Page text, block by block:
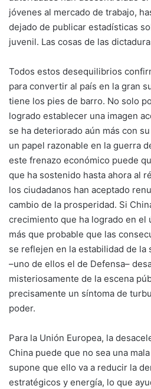
jóvenes al mercado de trabajo,
dejado de publicar estadísticas
juvenil. Las cosas de las
Todos estos desequilibrios
para convertir al país en la gran
tiene los pies de barro. No solo
logrado establecer una imagen
se ha deteriorado aún más con
un papel razonable en la guerra
este frenazo económico puede
que ha sostenido hasta ahora al
los ciudadanos han aceptado
cambio de la prosperidad. Si
crecimiento que ha logrado en el
más que probable que las
se reflejen en la estabilidad de la
–uno de ellos el de Defensa–
misteriosamente de la escena
precisamente un síntoma de
poder.
Para la Unión Europea, la
China puede que no sea una
supone que ello va a reducir la
estratégicos y energía, lo que